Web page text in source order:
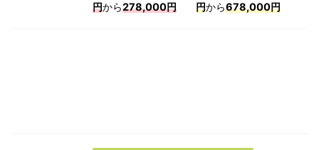
円から278,000円
円から678,000円